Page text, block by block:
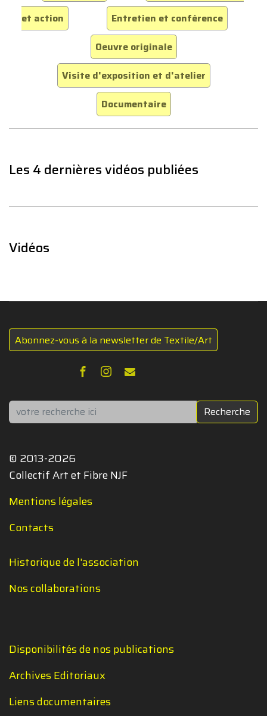
et action
Entretien et conférence
Oeuvre originale
Visite d'exposition et d'atelier
Documentaire
Les 4 dernières vidéos publiées
Vidéos
Abonnez-vous à la newsletter de Textile/Art
Rechercher Recherche
© 2013-2026
Collectif Art et Fibre NJF
Mentions légales
Contacts
Historique de l'association
Nos collaborations
Disponibilités de nos publications
Archives Editoriaux
Liens documentaires